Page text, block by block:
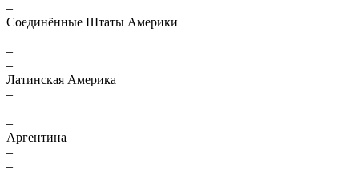
–
Соединённые Штаты Америки
–
–
–
Латинская Америка
–
–
–
Аргентина
–
–
–